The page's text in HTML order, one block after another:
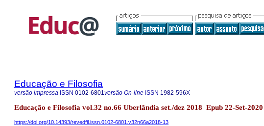
Educação e Filosofia
versão impressa ISSN 0102-6801versão On-line ISSN 1982-596X
Educação e Filosofia vol.32 no.66 Uberlândia set./dez 2018 Epub 22-Set-2020
https://doi.org/10.14393/revedfil.issn.0102-6801.v32n66a2018-13